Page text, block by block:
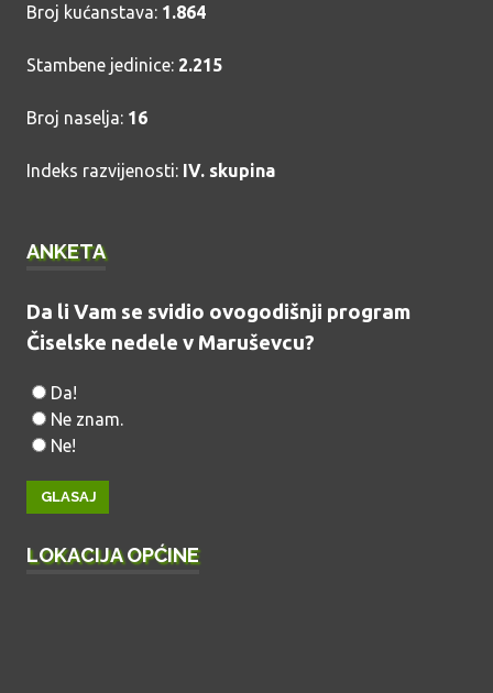
Broj kućanstava: 1.864
Stambene jedinice: 2.215
Broj naselja: 16
Indeks razvijenosti: IV. skupina
ANKETA
Da li Vam se svidio ovogodišnji program
Čiselske nedele v Maruševcu?
Da!
Ne znam.
Ne!
LOKACIJA OPĆINE